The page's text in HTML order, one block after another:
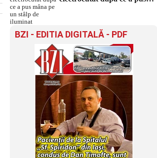
BZI - EDITIA DIGITALĂ - PDF